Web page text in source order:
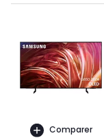
Comparer